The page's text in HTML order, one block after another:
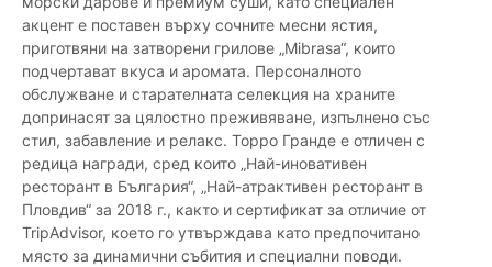
акцент е поставен върху сочните месни ястия,
приготвяни на затворени грилове „Mibrasa“, които
подчертават вкуса и аромата. Персоналното
обслужване и старателната селекция на храните
допринасят за цялостно преживяване, изпълнено със
стил, забавление и релакс. Торро Гранде е отличен с
редица награди, сред които „Най-иновативен
ресторант в България“, „Най-атрактивен ресторант в
Пловдив“ за 2018 г., както и сертификат за отличие от
TripAdvisor, което го утвърждава като предпочитано
място за динамични събития и специални поводи.